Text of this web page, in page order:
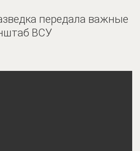
передала важные
ВСУ